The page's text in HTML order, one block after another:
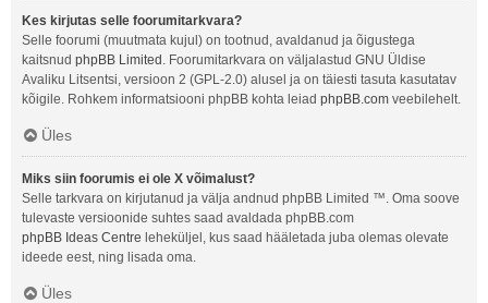
Kes kirjutas selle foorumitarkvara?
Selle foorumi (muutmata kujul) on tootnud, avaldanud ja õigustega
kaitsnud phpBB Limited . Foorumitarkvara on väljalastud GNU Üldise
Avaliku Litsentsi, versioon 2 (GPL-2.0) alusel ja on täiesti tasuta kasutatav
kõigile. Rohkem informatsiooni phpBB kohta leiad phpBB.com veebilehelt.
Üles
Miks siin foorumis ei ole X võimalust?
Selle tarkvara on kirjutanud ja välja andnud phpBB Limited ™. Oma soove
tulevaste versioonide suhtes saad avaldada phpBB.com
phpBB Ideas Centre leheküljel, kus saad hääletada juba olemas olevate
ideede eest, ning lisada oma.
Üles